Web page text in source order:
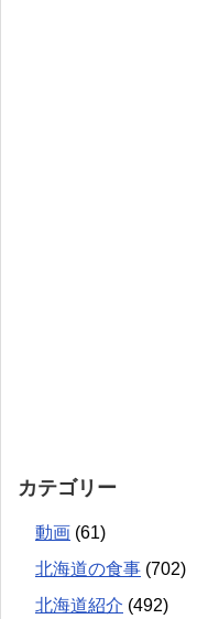
カテゴリー
動画 (61)
北海道の食事 (702)
北海道紹介 (492)